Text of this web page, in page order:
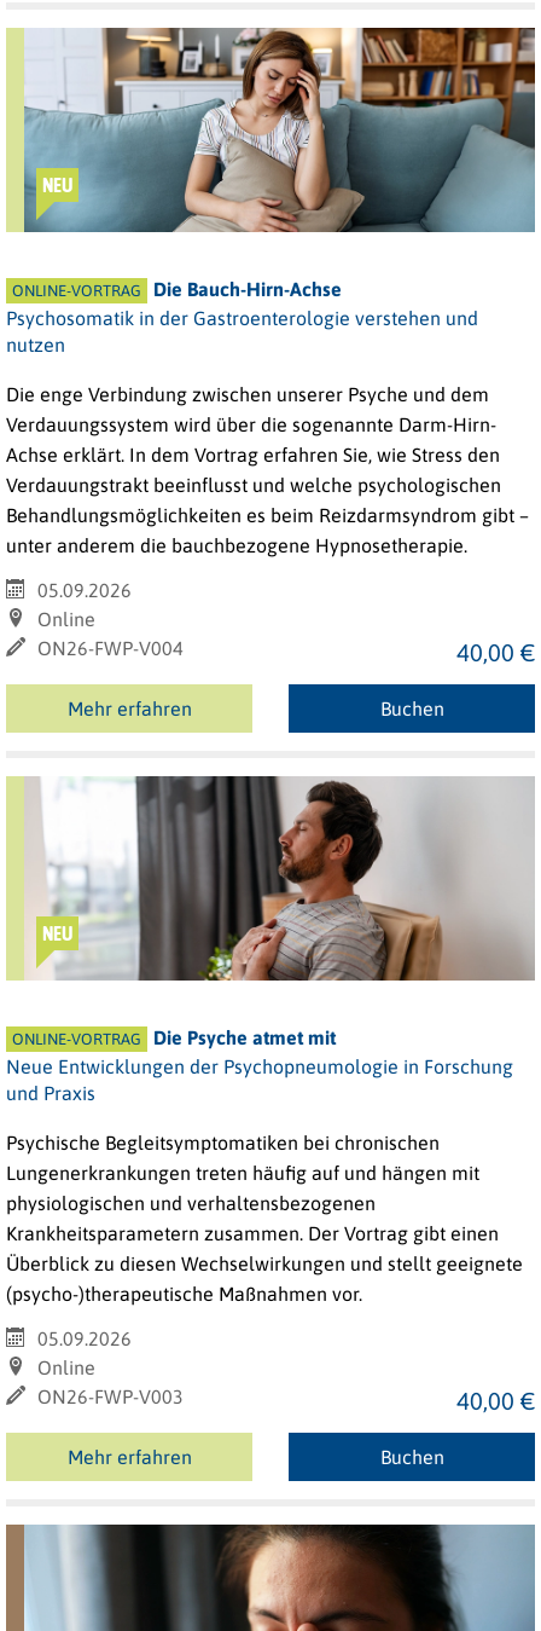
NEU
ONLINE-VORTRAG
Die Bauch-Hirn-Achse
Psychosomatik in der Gastroenterologie verstehen und
nutzen
Die enge Verbindung zwischen unserer Psyche und dem
Verdauungssystem wird über die sogenannte Darm-Hirn-
Achse erklärt. In dem Vortrag erfahren Sie, wie Stress den
Verdauungstrakt beeinflusst und welche psychologischen
Behandlungsmöglichkeiten es beim Reizdarmsyndrom gibt –
unter anderem die bauchbezogene Hypnosetherapie.
05.09.2026
Online
ON26-FWP-V004
40,00 €
Mehr erfahren Buchen
NEU
ONLINE-VORTRAG
Die Psyche atmet mit
Neue Entwicklungen der Psychopneumologie in Forschung
und Praxis
Psychische Begleitsymptomatiken bei chronischen
Lungenerkrankungen treten häufig auf und hängen mit
physiologischen und verhaltensbezogenen
Krankheitsparametern zusammen. Der Vortrag gibt einen
Überblick zu diesen Wechselwirkungen und stellt geeignete
(psycho-)therapeutische Maßnahmen vor.
05.09.2026
Online
ON26-FWP-V003
40,00 €
Mehr erfahren Buchen